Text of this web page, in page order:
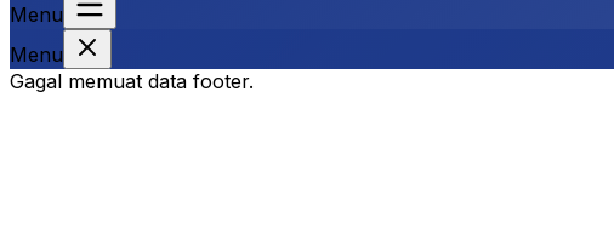
Menu
Menu
Gagal memuat data footer.